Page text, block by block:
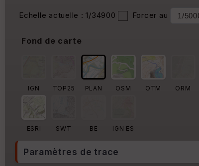
Echelle actuelle : 1/34900 Forcer au
Fond de carte
IGN TOP25 PLAN OSM OTM ORM
ESRI SWT BE IGN ES
Paramètres de trace